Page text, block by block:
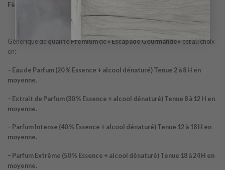
Fève de tonka; les notes de fond sont Benjoin et Musc.
Générique dequalité Premiumde«Escapade Gourmande«est au choix
en:
– Eau de Parfum (20 % Essence + alcool dénaturé) Tenue 2 à 8 H en
moyenne.
– Extrait de Parfum (30 % Essence + alcool dénaturé) Tenue 8 à 12 H en
moyenne.
– Parfum Intense (40 % Essence + alcool dénaturé) Tenue 12 à 18 H en
moyenne.
– Parfum Extrême (50 % Essence + alcool dénaturé) Tenue 18 à 24 H en
moyenne.